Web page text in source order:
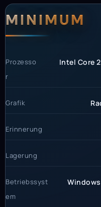
MINIMUM
Prozesso
r
Intel Core
Grafik
Erinnerung
Lagerung
Betriebssyst
em